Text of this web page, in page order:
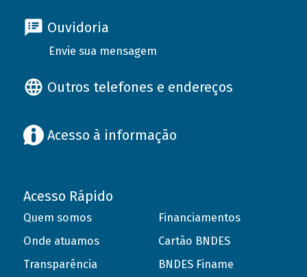
Ouvidoria
Envie sua mensagem
Outros telefones e endereços
Acesso à informação
Acesso Rápido
Quem somos
Onde atuamos
Transparência
Financiamentos
Cartão BNDES
BNDES Finame